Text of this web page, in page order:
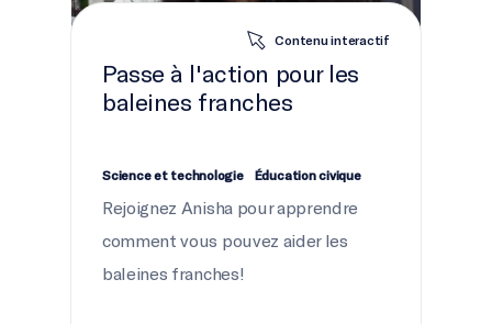
Contenu interactif
Passe à l'action pour les
baleines franches
Science et technologie Éducation civique
Rejoignez Anisha pour apprendre
comment vous pouvez aider les
baleines franches!